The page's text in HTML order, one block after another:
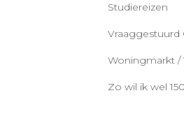
Studiereizen
Vraaggestuurd
Woningmarkt /
Zo wil ik wel